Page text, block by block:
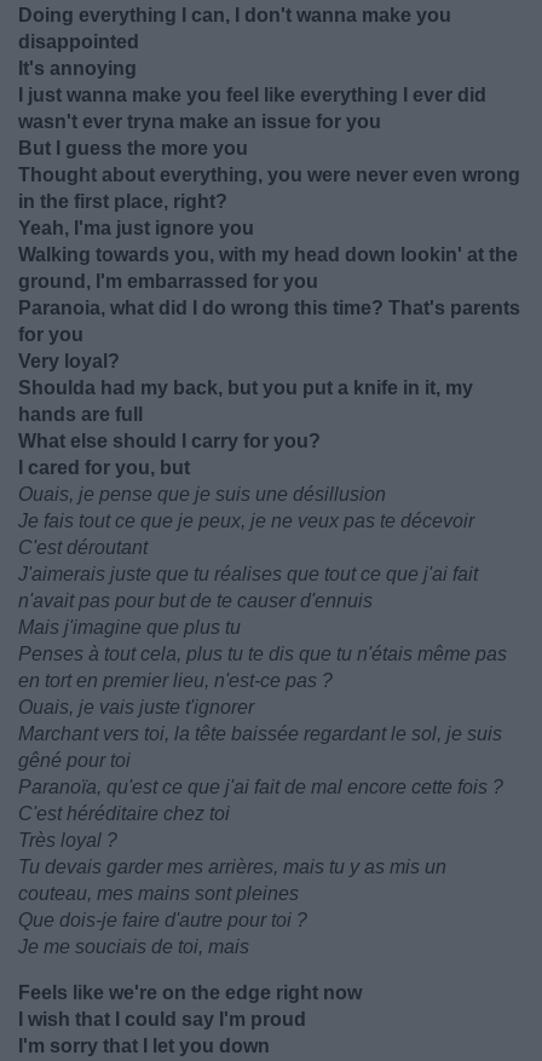
Doing everything I can, I don't wanna make you
disappointed
It's annoying
I just wanna make you feel like everything I ever did
wasn't ever tryna make an issue for you
But I guess the more you
Thought about everything, you were never even wrong
in the first place, right?
Yeah, I'ma just ignore you
Walking towards you, with my head down lookin' at the
ground, I'm embarrassed for you
Paranoia, what did I do wrong this time? That's parents
for you
Very loyal?
Shoulda had my back, but you put a knife in it, my
hands are full
What else should I carry for you?
I cared for you, but
Ouais, je pense que je suis une désillusion
Je fais tout ce que je peux, je ne veux pas te décevoir
C'est déroutant
J'aimerais juste que tu réalises que tout ce que j'ai fait
n'avait pas pour but de te causer d'ennuis
Mais j'imagine que plus tu
Penses à tout cela, plus tu te dis que tu n'étais même pas
en tort en premier lieu, n'est-ce pas ?
Ouais, je vais juste t'ignorer
Marchant vers toi, la tête baissée regardant le sol, je suis
gêné pour toi
Paranoïa, qu'est ce que j'ai fait de mal encore cette fois ?
C'est héréditaire chez toi
Très loyal ?
Tu devais garder mes arrières, mais tu y as mis un
couteau, mes mains sont pleines
Que dois-je faire d'autre pour toi ?
Je me souciais de toi, mais
Feels like we're on the edge right now
I wish that I could say I'm proud
I'm sorry that I let you down